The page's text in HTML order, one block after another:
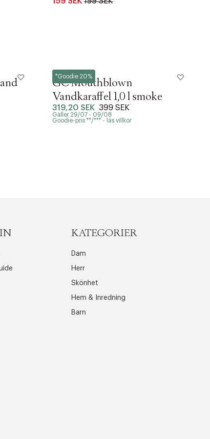
*Goodie 20%
Rosendahl
GC Mouthblown
Vandkaraffel 1,0 l smoke
319,20 SEK 399 SEK
Gäller 29/07 - 09/08
Goodie-pris **/*** - läs villkor
KATEGORIER
Dam
Herr
Skönhet
Hem & Inredning
Barn